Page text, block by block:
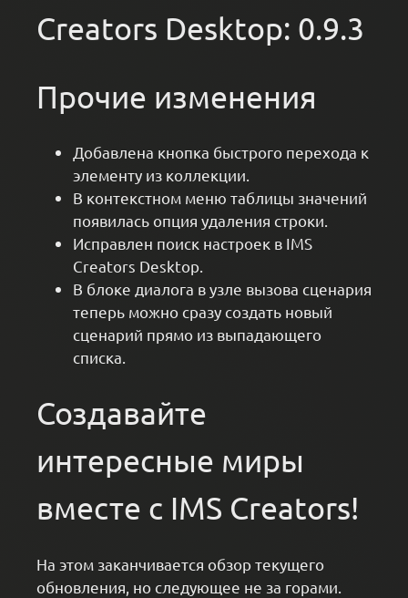
Creators Desktop: 0.9.3
Прочие изменения
Добавлена кнопка быстрого перехода к
элементу из коллекции.
В контекстном меню таблицы значений
появилась опция удаления строки.
Исправлен поиск настроек в IMS
Creators Desktop.
В блоке диалога в узле вызова сценария
теперь можно сразу создать новый
сценарий прямо из выпадающего
списка.
Создавайте
интересные миры
вместе с IMS Creators!
На этом заканчивается обзор текущего
обновления, но следующее не за горами.